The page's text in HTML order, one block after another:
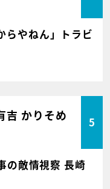
らやねん」トラビ
吉 かりそめ
5
の敵情視察 長崎